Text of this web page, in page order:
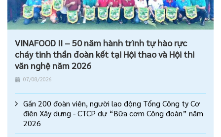
VINAFOOD II – 50 năm hành trình tự hào rực
cháy tinh thần đoàn kết tại Hội thao và Hội thi
văn nghệ năm 2026
07/08/2026
Gần 200 đoàn viên, người lao động Tổng Công ty Cơ
điện Xây dựng - CTCP dự “Bữa cơm Công đoàn” năm
2026